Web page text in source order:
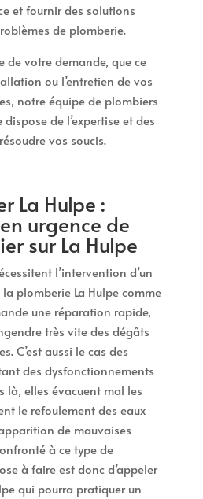
et fournir des solutions
de plomberie.
de votre demande, que ce
ou l’entretien de vos
notre équipe de plombiers
dispose de l’expertise et des
vos soucis.
La Hulpe :
urgence de
sur La Hulpe
l’intervention d’un
plomberie La Hulpe comme
une réparation rapide,
très vite des dégâts
C’est aussi le cas des
des dysfonctionnements
là, elles évacuent mal les
le refoulement des eaux
de mauvaises
à ce type de
à faire est donc d’appeler
qui pourra pratiquer un